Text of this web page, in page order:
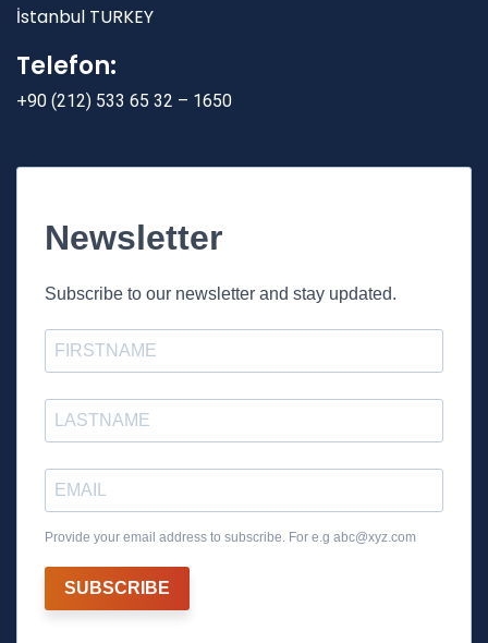
İstanbul TURKEY
Telefon:
+90 (212) 533 65 32 – 1650
Newsletter
Subscribe to our newsletter and stay updated.
Provide your email address to subscribe. For e.g abc@xyz.com
SUBSCRIBE